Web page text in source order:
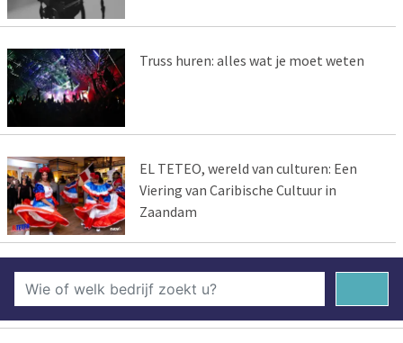
Truss huren: alles wat je moet weten
EL TETEO, wereld van culturen: Een
Viering van Caribische Cultuur in
Zaandam